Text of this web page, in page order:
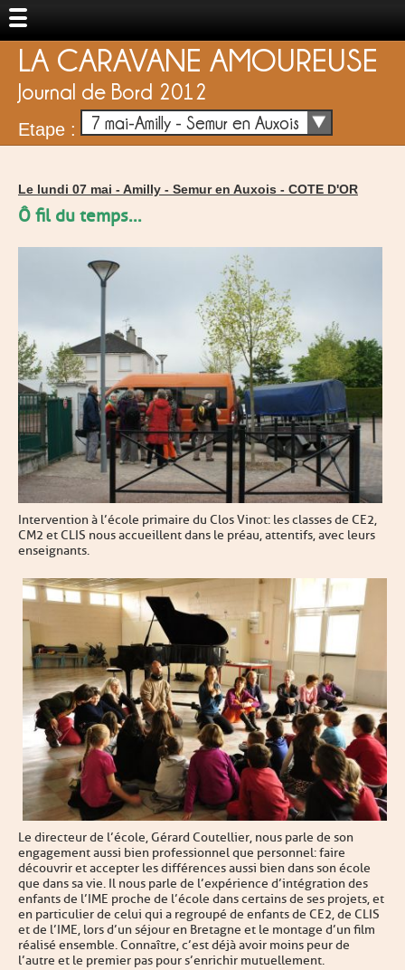
LA CARAVANE AMOUREUSE
Journal de Bord 2012
Etape : 7 mai-Amilly - Semur en Auxois
Le lundi 07 mai - Amilly - Semur en Auxois - COTE D'OR
Ô fil du temps...
Intervention à l’école primaire du Clos Vinot : les classes de CE2,
CM2 et CLIS nous accueillent dans le préau, attentifs, avec leurs
enseignants.
Le directeur de l’école, Gérard Coutellier, nous parle de son
engagement aussi bien professionnel que personnel : faire
découvrir et accepter les différences aussi bien dans son école
que dans sa vie. Il nous parle de l’expérience d’intégration des
enfants de l’IME proche de l’école dans certains de ses projets, et
en particulier de celui qui a regroupé de enfants de CE2, de CLIS
et de l’IME, lors d’un séjour en Bretagne et le montage d’un film
réalisé ensemble. Connaître, c’est déjà avoir moins peur de
l’autre et le premier pas pour s’enrichir mutuellement.